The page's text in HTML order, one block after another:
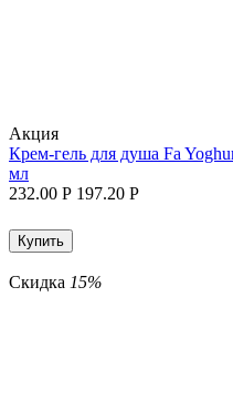
Aкция
Крем-гель для душа Fa
мл
232.00 Р 197.20 Р
Купить
Скидка 15%